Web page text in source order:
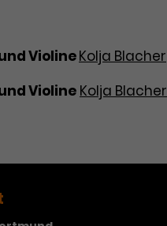
ViolineKolja Blacher
Violine Kolja Blacher